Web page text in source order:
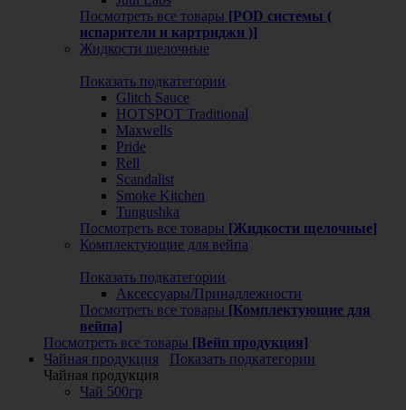
Посмотреть все товары [POD системы (
испарители и картриджи )]
Жидкости щелочные
Показать подкатегории
Glitch Sauce
HOTSPOT Traditional
Maxwells
Pride
Rell
Scandalist
Smoke Kitchen
Tungushka
Посмотреть все товары [Жидкости щелочные]
Комплектующие для вейпа
Показать подкатегории
Аксессуары/Принадлежности
Посмотреть все товары [Комплектующие для
вейпа]
Посмотреть все товары [Вейп продукция]
Чайная продукция
Показать подкатегории
Чайная продукция
Чай 500гр